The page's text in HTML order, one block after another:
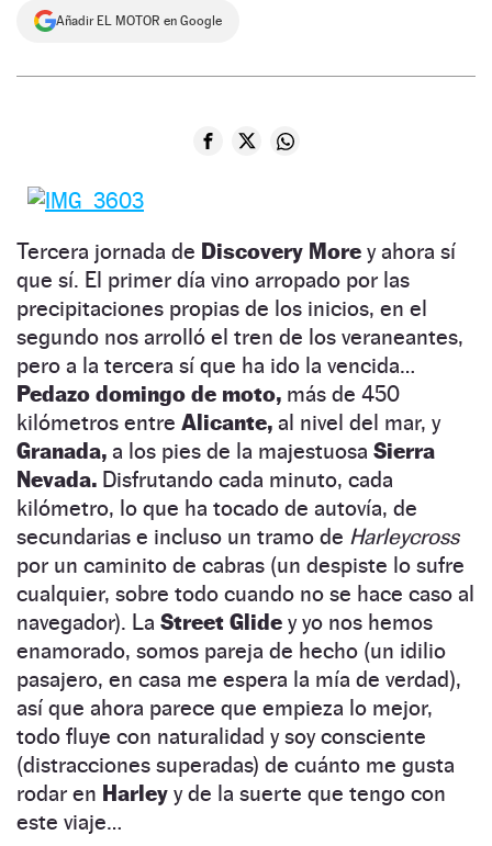
NEWSLETTERAñadir EL MOTOR en Google
Tercera jornada de Discovery More y ahora sí
que sí. El primer día vino arropado por las
precipitaciones propias de los inicios, en el
segundo nos arrolló el tren de los veraneantes,
pero a la tercera sí que ha ido la vencida…
Pedazo domingo de moto, más de 450
kilómetros entre Alicante, al nivel del mar, y
Granada, a los pies de la majestuosa Sierra
Nevada. Disfrutando cada minuto, cada
kilómetro, lo que ha tocado de autovía, de
secundarias e incluso un tramo de Harleycross
por un caminito de cabras (un despiste lo sufre
cualquier, sobre todo cuando no se hace caso al
navegador). La Street Glide y yo nos hemos
enamorado, somos pareja de hecho (un idilio
pasajero, en casa me espera la mía de verdad),
así que ahora parece que empieza lo mejor,
todo fluye con naturalidad y soy consciente
(distracciones superadas) de cuánto me gusta
rodar en Harley y de la suerte que tengo con
este viaje…